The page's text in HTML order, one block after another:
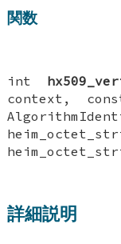
関数
int
context,
詳細説明